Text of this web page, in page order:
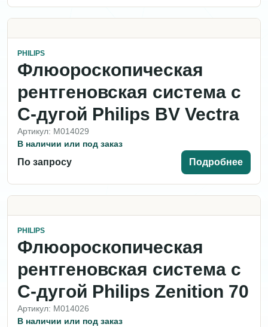
PHILIPS
Флюороскопическая
рентгеновская система с
С-дугой Philips BV Vectra
Артикул: M014029
В наличии или под заказ
По запросу Подробнее
PHILIPS
Флюороскопическая
рентгеновская система с
С-дугой Philips Zenition 70
Артикул: M014026
В наличии или под заказ